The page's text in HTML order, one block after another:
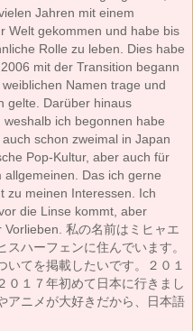
Jahren mit einem
Welt gekommen und habe bis
Rolle zu leben. Dies habe
mit der Transition begann
Namen trage und
gelte. Darüber hinaus
ich begonnen habe
schon zweimal in Japan
Pop-Kultur, aber auch für
Das ich gerne
zu meinen Interessen. Ich
die Linse kommt, aber
私の名前はミヒャエ
ハーフェンに住んでいます。
いてを掲載したいです。２０１
０１７年初めて日本に行きまし
アニメが大好きだから、日本語